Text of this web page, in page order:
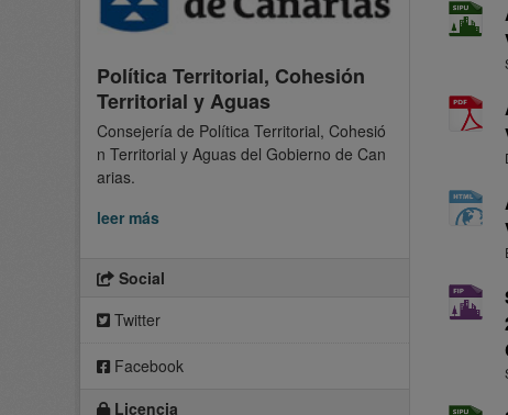
Política Territorial, Cohesión
Territorial y Aguas
Consejería de Política Territorial, Cohesió
n Territorial y Aguas del Gobierno de Can
arias.
leer más
Social
Twitter
Facebook
Licencia